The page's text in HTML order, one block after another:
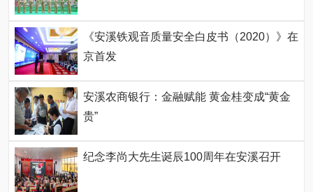
《安溪铁观音质量安全白皮书（2020）》在
京首发
安溪农商银行：金融赋能 黄金桂变成“黄金
贵”
纪念李尚大先生诞辰100周年在安溪召开